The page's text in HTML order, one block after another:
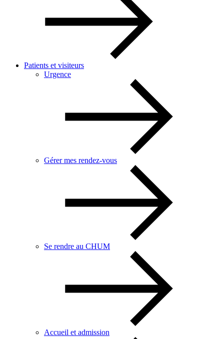
Patients et visiteurs
Urgence
Gérer mes rendez-vous
Se rendre au CHUM
Accueil et admission